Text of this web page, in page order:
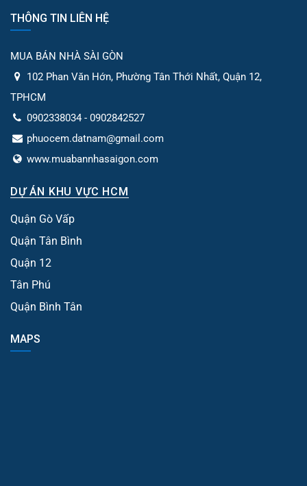
THÔNG TIN LIÊN HỆ
MUA BÁN NHÀ SÀI GÒN
102 Phan Văn Hớn, Phường Tân Thới Nhất, Quận 12,
TPHCM
0902338034 - 0902842527
phuocem.datnam@gmail.com
www.muabannhasaigon.com
DỰ ÁN KHU VỰC HCM
Quận Gò Vấp
Quận Tân Bình
Quận 12
Tân Phú
Quận Bình Tân
MAPS